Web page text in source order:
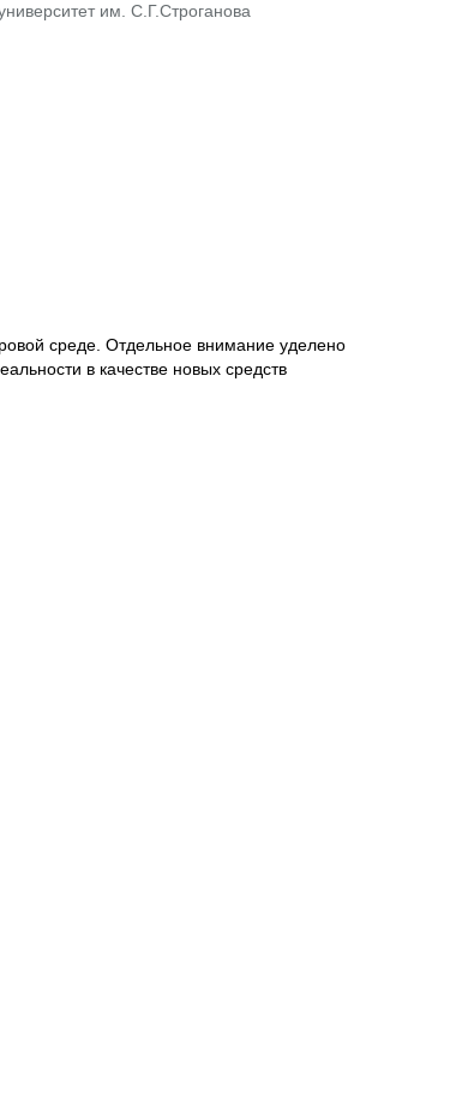
им. С.Г.Строганова
среде. Отдельное внимание уделено
в качестве новых средств